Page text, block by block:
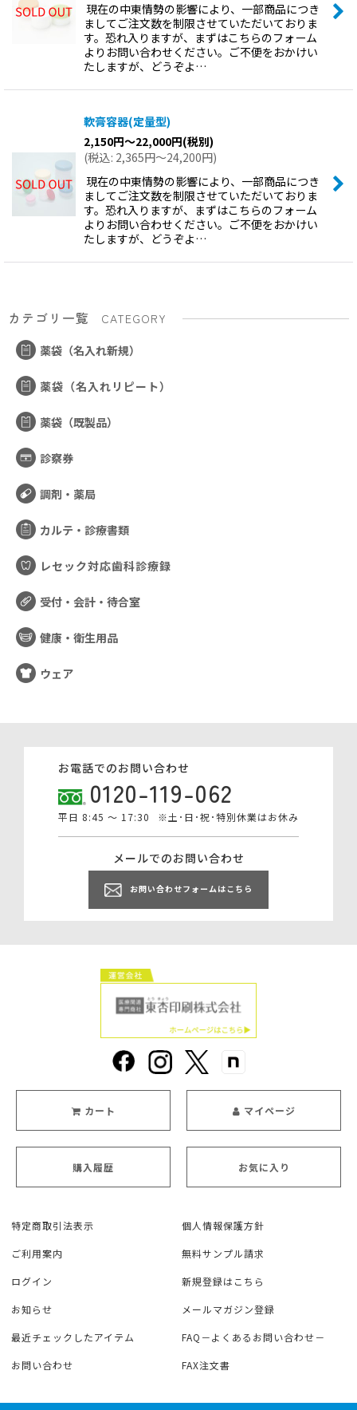
現在の中東情勢の影響により、一部商品につき
ましてご注文数を制限させていただいておりま
す。恐れ入りますが、まずはこちらのフォーム
よりお問い合わせください。ご不便をおかけい
たしますが、どうぞよ…
軟膏容器(定量型)
2,150円～22,000円(税別)
(税込: 2,365円～24,200円)
現在の中東情勢の影響により、一部商品につき
ましてご注文数を制限させていただいておりま
す。恐れ入りますが、まずはこちらのフォーム
よりお問い合わせください。ご不便をおかけい
たしますが、どうぞよ…
カテゴリ一覧
CATEGORY
薬袋（名入れ新規）
薬袋（名入れリピート）
薬袋（既製品）
診察券
調剤・薬局
カルテ・診療書類
レセック対応歯科診療録
受付・会計・待合室
健康・衛生用品
ウェア
お電話でのお問い合わせ
0120-119-062
平日 8:45 ～ 17:30 ※土･日･祝･特別休業はお休み
メールでのお問い合わせ
お問い合わせフォームはこちら
カート マイページ
購入履歴 お気に入り
特定商取引法表示 個人情報保護方針
ご利用案内 無料サンプル請求
ログイン 新規登録はこちら
お知らせ メールマガジン登録
最近チェックしたアイテム FAQ－よくあるお問い合わせ－
お問い合わせ FAX注文書